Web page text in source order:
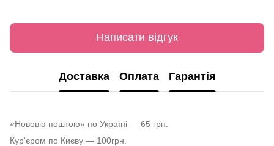
Написати відгук
Доставка Оплата Гарантія
«Нововю поштою» по Україні — 65 грн.
Кур'єром по Києву — 100грн.